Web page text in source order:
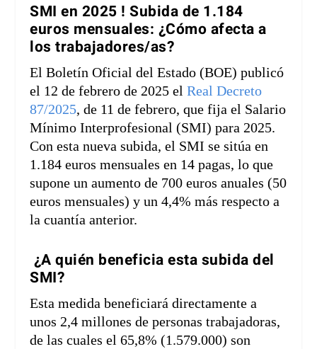
SMI en 2025 ! Subida de 1.184
euros mensuales: ¿Cómo afecta a
los trabajadores/as?
El Boletín Oficial del Estado (BOE) publicó
el 12 de febrero de 2025 elReal Decreto
87/2025, de 11 de febrero, que fija el Salario
Mínimo Interprofesional (SMI) para 2025.
Con esta nueva subida, el SMI se sitúa en
1.184 euros mensuales en 14 pagas, lo que
supone un aumento de 700 euros anuales (50
euros mensuales) y un 4,4% más respecto a
la cuantía anterior.
¿A quién beneficia esta subida del
SMI?
Esta medida beneficiará directamente a
unos 2,4 millones de personas trabajadoras,
de las cuales el 65,8% (1.579.000) son